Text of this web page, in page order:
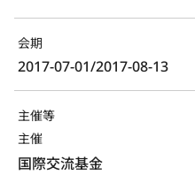
会期
2017-07-01/2017-08-13
主催等
主催
国際交流基金